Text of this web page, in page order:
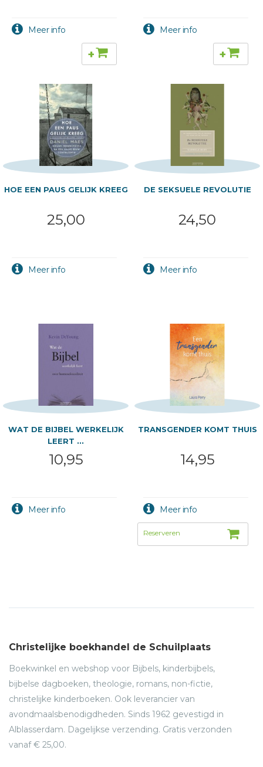
+ +
HOE EEN PAUS GELIJK KREEG
25,00
DE SEKSUELE REVOLUTIE
24,50
WAT DE BIJBEL WERKELIJK
LEERT ...
10,95
TRANSGENDER KOMT THUIS
14,95
Christelijke boekhandel de Schuilplaats
Boekwinkel en webshop voor Bijbels, kinderbijbels,
bijbelse dagboeken, theologie, romans, non-fictie,
christelijke kinderboeken. Ook leverancier van
avondmaalsbenodigdheden. Sinds 1962 gevestigd in
Alblasserdam. Dagelijkse verzending. Gratis verzonden
vanaf € 25,00.